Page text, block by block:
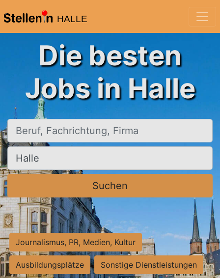
HALLE
Die besten
Jobs in Halle
Beruf, Fachrichtung, Firma
Ort, Stadt
Suchen
Journalismus, PR, Medien, Kultur
Ausbildungsplätze Sonstige Dienstleistungen